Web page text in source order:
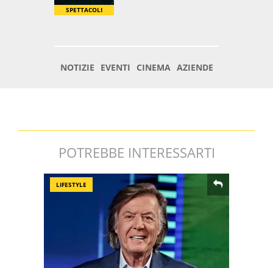
POTREBBE INTERESSARTI
LIFESTYLE